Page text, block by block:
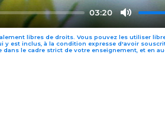
03:20
MUTE
libres de droits. Vous pouvez les utiliser
est inclus, à la condition expresse d'avoir
le cadre strict de votre enseignement, et en